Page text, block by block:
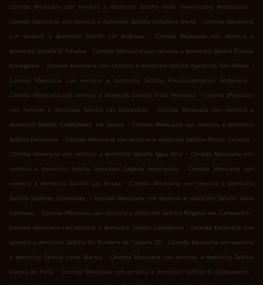
Comida Mexicana con servicio a domicilio Saltillo Valle Universidad Ampliación
.
Comida Mexicana con servicio a domicilio Saltillo González Norte . Comida Mexicana
con servicio a domicilio Saltillo col Anáhuac
. Comida Mexicana con servicio a
domicilio Saltillo El Paraíso . Comida Mexicana con servicio a domicilio Saltillo Pueblo
Insurgente . Comida Mexicana con servicio a domicilio Saltillo Hacienda San Rafael .
Comida Mexicana con servicio a domicilio Saltillo Fraccionamiento Andalucía
.
Comida Mexicana con servicio a domicilio Saltillo Vista Hermosa . Comida Mexicana
con servicio a domicilio Saltillo Las Maravillas
. Comida Mexicana con servicio a
domicilio Saltillo Fundadores 1er Sector . Comida Mexicana con servicio a domicilio
Saltillo Bellavista . Comida Mexicana con servicio a domicilio Saltillo Postal Cerritos .
Comida Mexicana con servicio a domicilio Saltillo Agua Azul
. Comida Mexicana con
servicio a domicilio Saltillo González Cepeda Ampliación
. Comida Mexicana con
servicio a domicilio Saltillo Las Brisas
. Comida Mexicana con servicio a domicilio
Saltillo Jardines Coloniales
. Comida Mexicana con servicio a domicilio Saltillo Valle
Hermoso . Comida Mexicana con servicio a domicilio Saltillo Nogalar del Campestre .
Comida Mexicana con servicio a domicilio Saltillo Capellanía . Comida Mexicana con
servicio a domicilio Saltillo Sin Nombre de Colonia 20 . Comida Mexicana con servicio
a domicilio Saltillo Loma Blanca . Comida Mexicana con servicio a domicilio Saltillo
Lomas de Peña . Comida Mexicana con servicio a domicilio Saltillo El Campanario .